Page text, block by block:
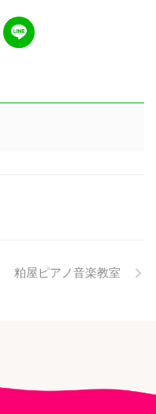
粕屋ピアノ音楽教室